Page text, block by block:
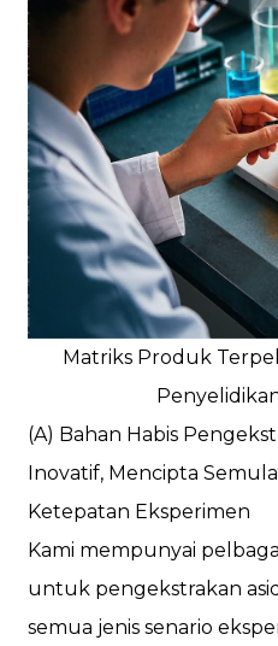
Matriks Produk
(A) Bahan Habis
Inovatif, Mencipta
Ketepatan Eksperimen
Kami mempunyai
untuk pengekstrakan
semua jenis senario